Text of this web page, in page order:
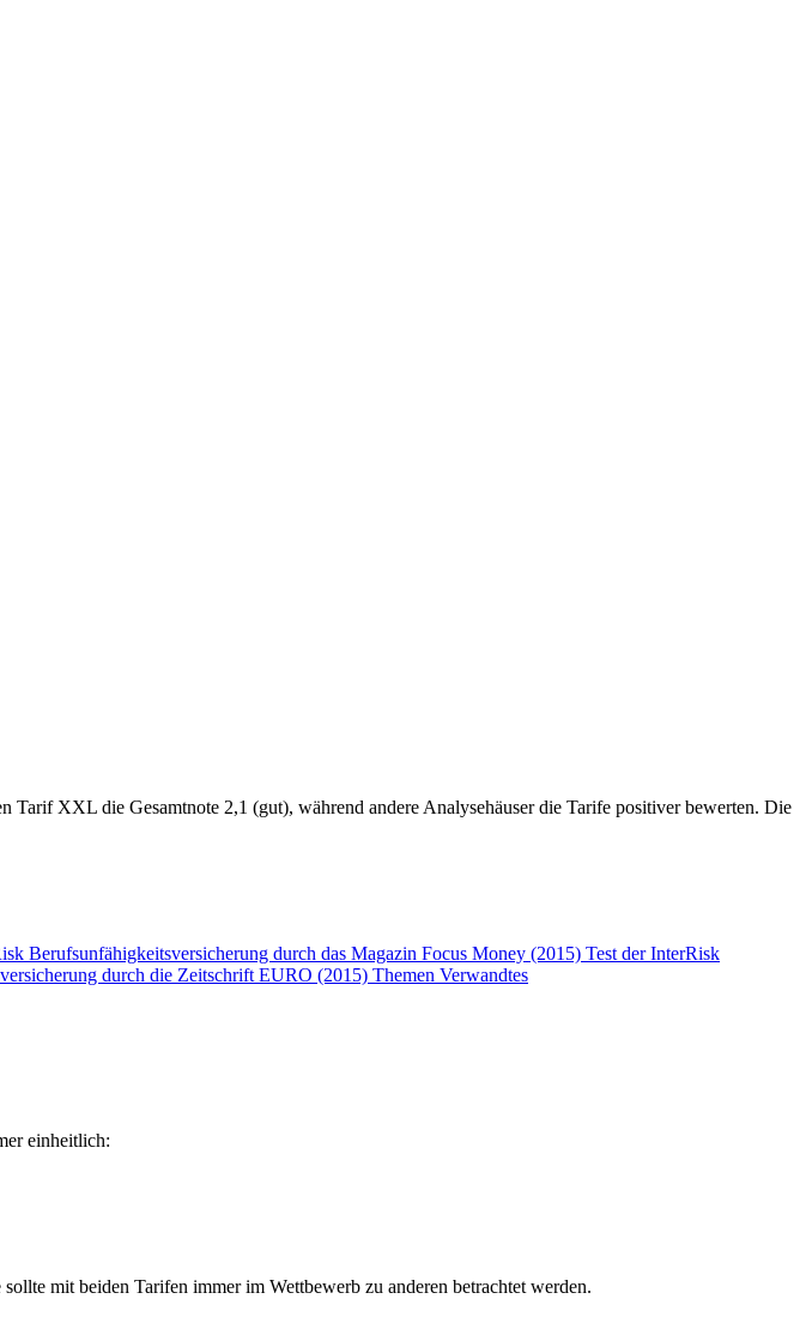
XXL die Gesamtnote 2,1 (gut), während andere Analysehäuser die Tarife positiver bewerten. Die
Berufsunfähigkeits­versicherung durch das Magazin Focus Money (2015) Test der InterRisk
durch die Zeitschrift EURO (2015) Themen Verwandtes
einheitlich:
mit beiden Tarifen immer im Wettbewerb zu anderen betrachtet werden.